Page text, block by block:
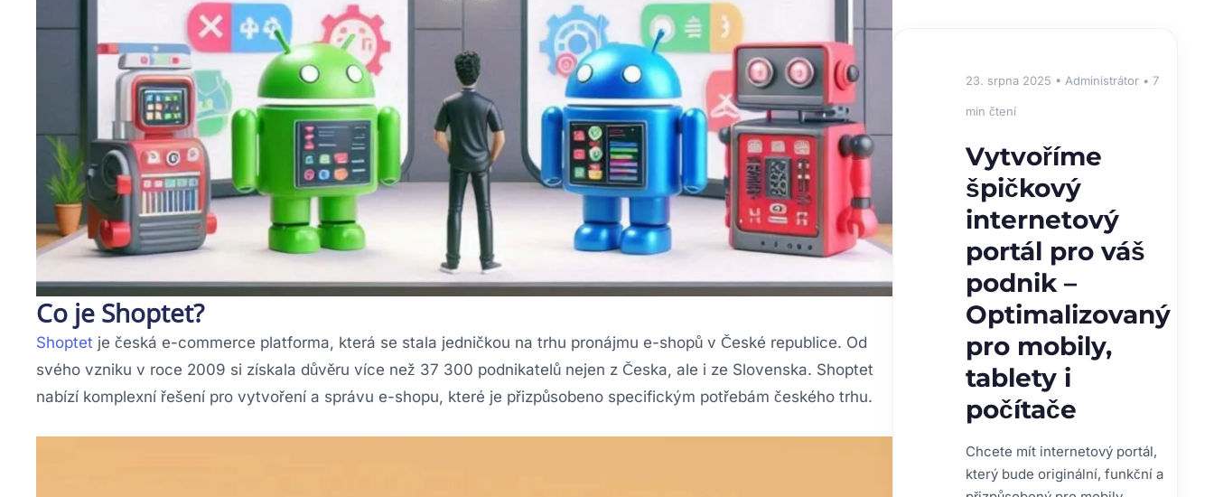
Co je Shoptet?
Shoptet je česká e-commerce platforma, která se stala jedničkou na trhu pronájmu e-shopů v České republice. Od
svého vzniku v roce 2009 si získala důvěru více než 37 300 podnikatelů nejen z Česka, ale i ze Slovenska. Shoptet
nabízí komplexní řešení pro vytvoření a správu e-shopu, které je přizpůsobeno specifickým potřebám českého trhu.
23. srpna 2025 • Administrátor • 7
min čtení
Vytvoříme
špičkový
internetový
portál pro váš
podnik –
Optimalizovaný
pro mobily,
tablety i
počítače
Chcete mít internetový portál,
který bude originální, funkční a